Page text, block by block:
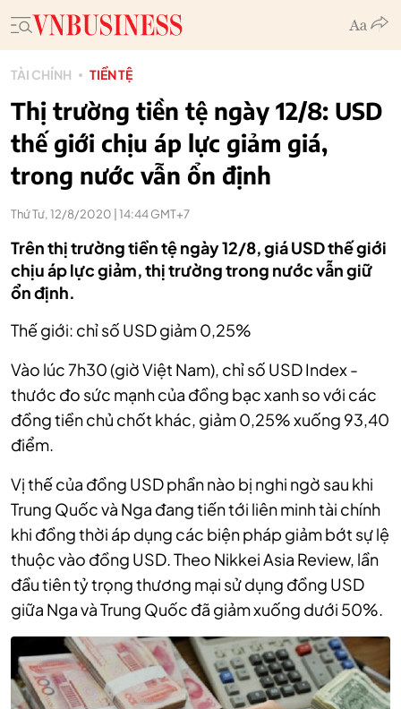
TÀI CHÍNH TIỀN TỆ
Thị trường tiền tệ ngày 12/8: USD
thế giới chịu áp lực giảm giá,
trong nước vẫn ổn định
Thứ Tư, 12/8/2020 | 14:44 GMT+7
Trên thị trường tiền tệ ngày 12/8, giá USD thế giới
chịu áp lực giảm, thị trường trong nước vẫn giữ
ổn định.
Thế giới: chỉ số USD giảm 0,25%
Vào lúc 7h30 (giờ Việt Nam), chỉ số USD Index -
thước đo sức mạnh của đồng bạc xanh so với các
đồng tiền chủ chốt khác, giảm 0,25% xuống 93,40
điểm.
Vị thế của đồng USD phần nào bị nghi ngờ sau khi
Trung Quốc và Nga đang tiến tới liên minh tài chính
khi đồng thời áp dụng các biện pháp giảm bớt sự lệ
thuộc vào đồng USD. Theo Nikkei Asia Review, lần
đầu tiên tỷ trọng thương mại sử dụng đồng USD
giữa Nga và Trung Quốc đã giảm xuống dưới 50%.